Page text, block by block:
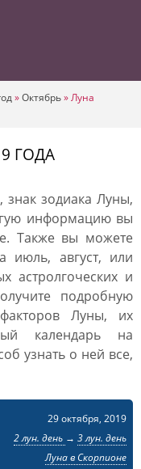
»Октябрь»Луна
ГОДА
знак зодиака Луны,
информацию вы
Также вы можете
июль, август, или
астролгоческих и
подробную
Луны, их
календарь на
узнать о ней все,
29 октября, 2019
2 лун. день → 3 лун. день
Луна в Скорпионе